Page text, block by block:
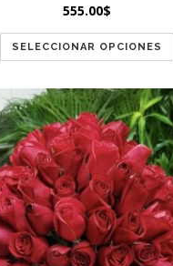
555.00$
SELECCIONAR OPCIONES